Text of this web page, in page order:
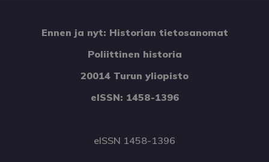
Ennen ja nyt: Historian tietosanomat
Poliittinen historia
20014 Turun yliopisto
eISSN: 1458-1396
eISSN 1458-1396